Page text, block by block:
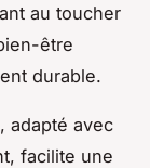
au toucher
être
durable.
adapté avec
facilite une